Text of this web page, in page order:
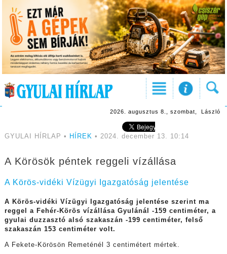
2026. augusztus 8., szombat, László
GYULAI HÍRLAP • HÍREK • 2024. december 13. 10:14
A Körösök péntek reggeli vízállása
A Körös-vidéki Vízügyi Igazgatóság jelentése
A Körös-vidéki Vízügyi Igazgatóság jelentése szerint ma
reggel a Fehér-Körös vízállása Gyulánál -159 centiméter, a
gyulai duzzasztó alsó szakaszán -199 centiméter, felső
szakaszán 153 centiméter volt.
A Fekete-Körösön Remeténél 3 centimétert mértek.